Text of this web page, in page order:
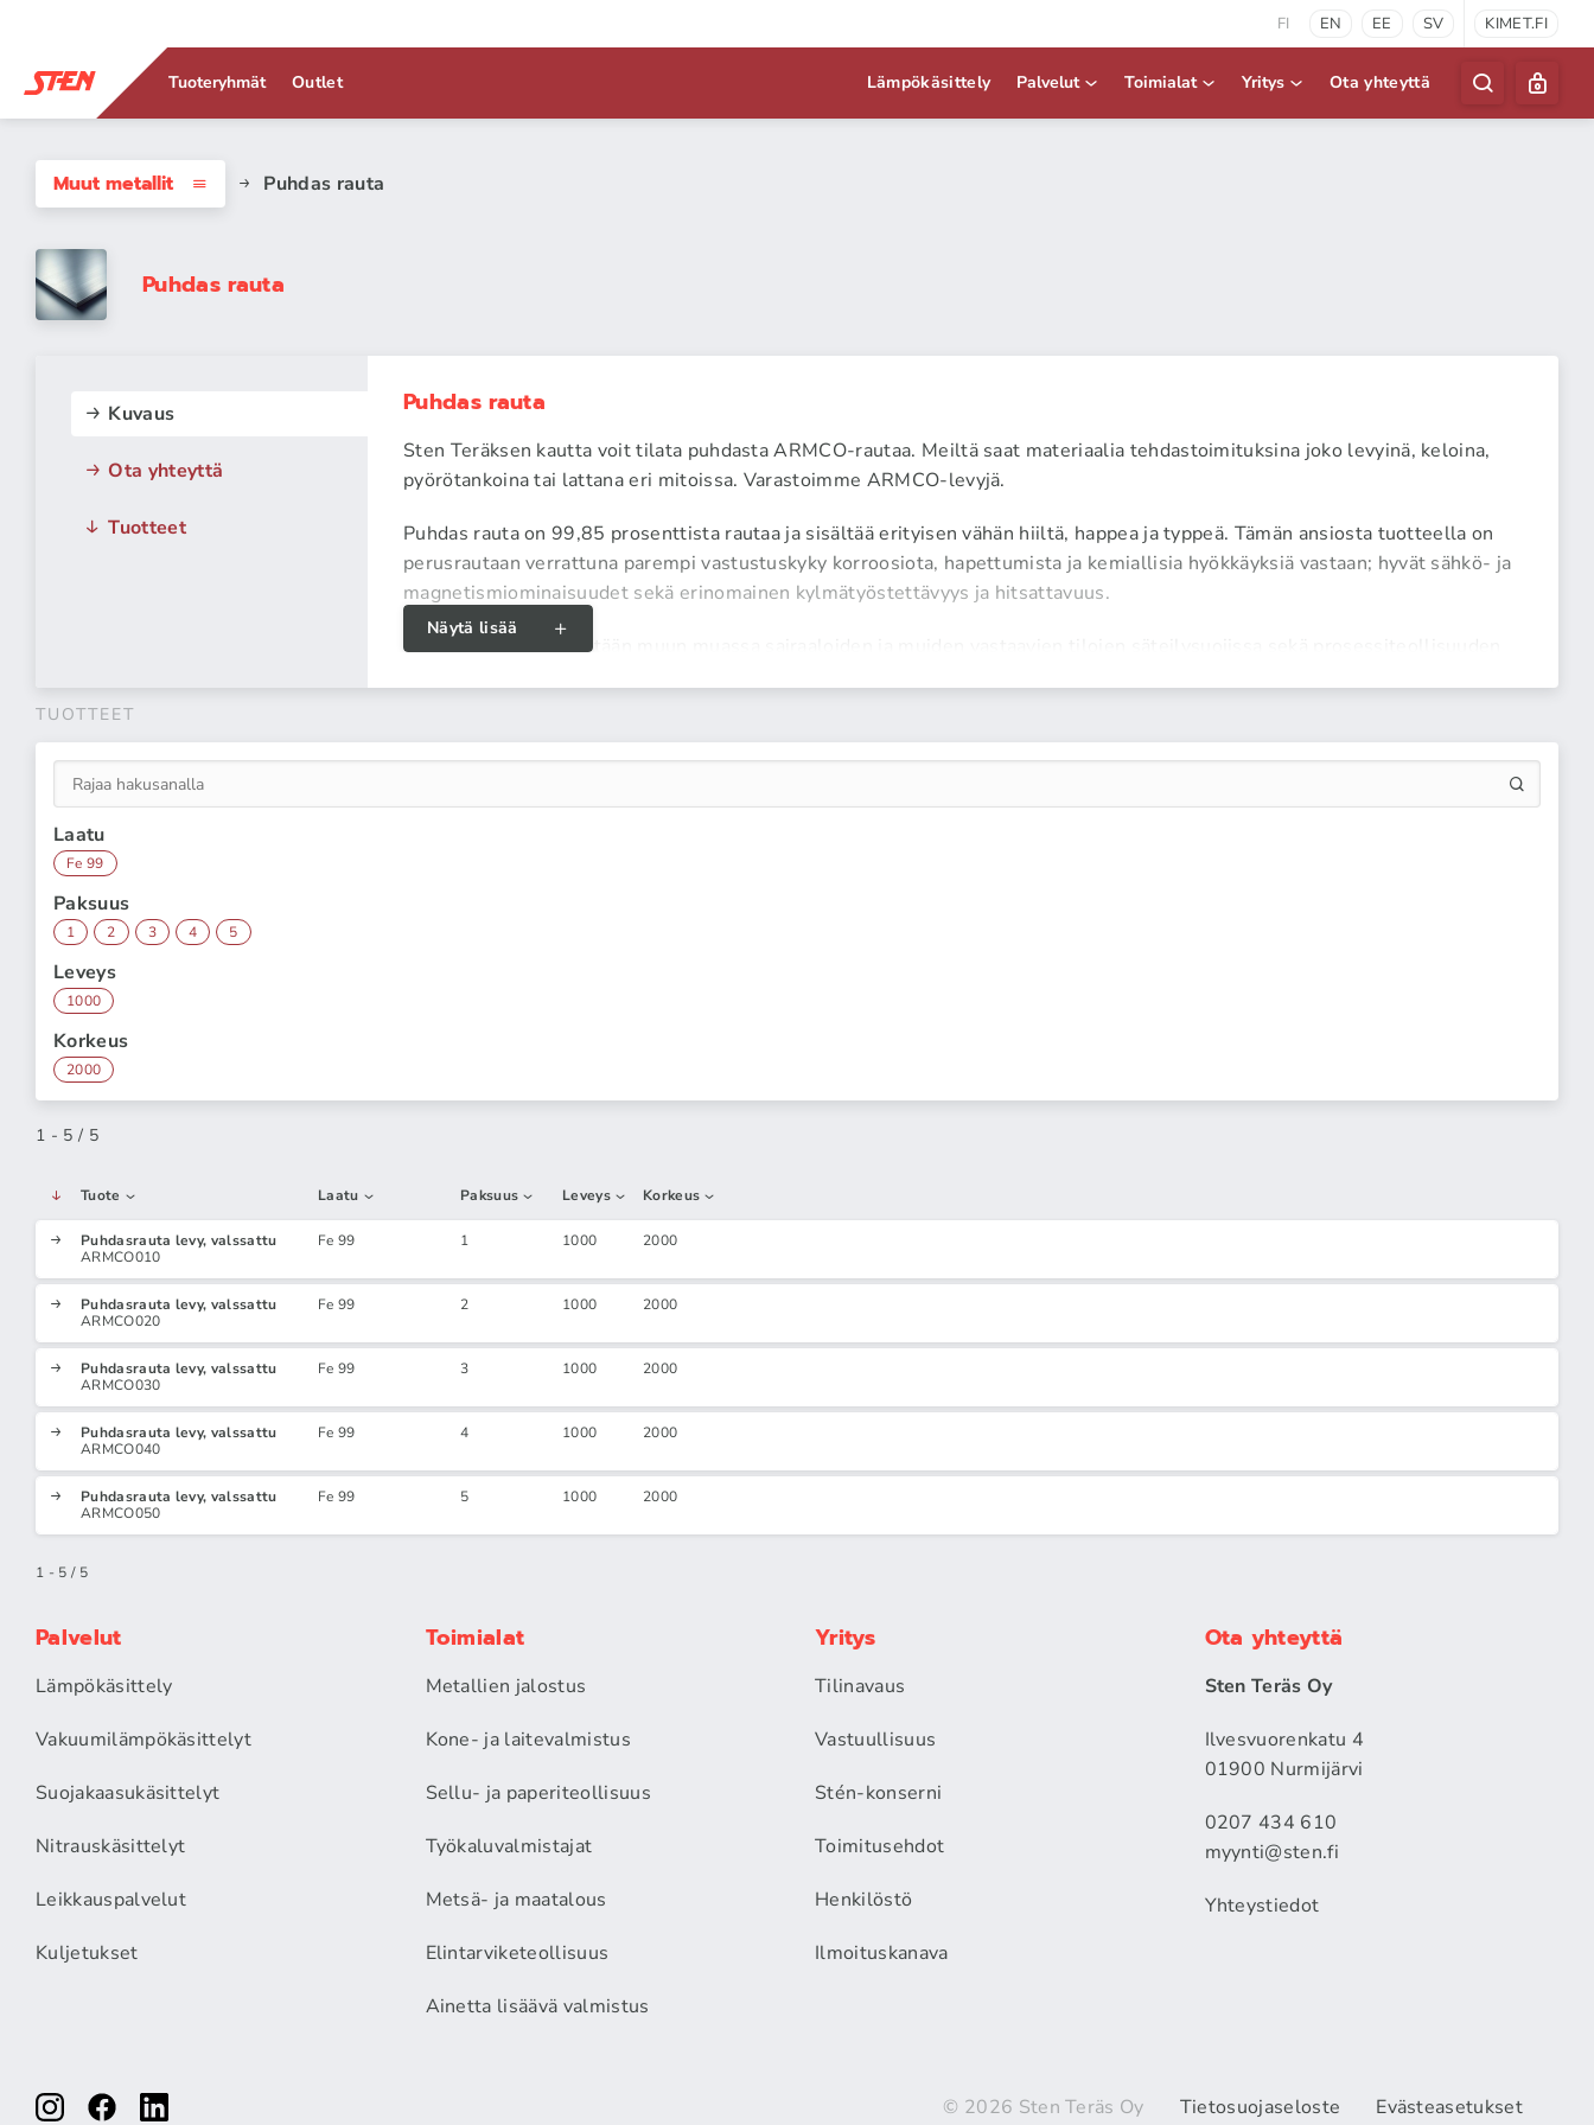
FI EN EE SV KIMET.FI
Tuoteryhmät Outlet Lämpökäsittely Palvelut Toimialat Yritys Ota yhteyttä
Muut metallit Puhdas rauta
Puhdas rauta
Kuvaus
Ota yhteyttä
Tuotteet
Puhdas rauta
Sten Teräksen kautta voit tilata puhdasta ARMCO-rautaa. Meiltä saat materiaalia tehdastoimituksina joko levyinä, keloina,
pyörötankoina tai lattana eri mitoissa. Varastoimme ARMCO-levyjä.
Puhdas rauta on 99,85 prosenttista rautaa ja sisältää erityisen vähän hiiltä, happea ja typpeä. Tämän ansiosta tuotteella on
perusrautaan verrattuna parempi vastustuskyky korroosiota, hapettumista ja kemiallisia hyökkäyksiä vastaan; hyvät sähkö- ja
magnetismiominaisuudet sekä erinomainen kylmätyöstettävyys ja hitsattavuus.
ARMCO-rautaa käytetään muun muassa sairaaloiden ja muiden vastaavien tilojen säteilysuojissa sekä prosessiteollisuuden
Näytä lisää
TUOTTEET
Laatu
Fe 99
Paksuus
1 2 3 4 5
Leveys
1000
Korkeus
2000
1 - 5 / 5
Tuote Laatu Paksuus Leveys Korkeus
Puhdasrauta levy, valssattu
ARMCO010
Fe 99 1 1000 2000
Puhdasrauta levy, valssattu
ARMCO020
Fe 99 2 1000 2000
Puhdasrauta levy, valssattu
ARMCO030
Fe 99 3 1000 2000
Puhdasrauta levy, valssattu
ARMCO040
Fe 99 4 1000 2000
Puhdasrauta levy, valssattu
ARMCO050
Fe 99 5 1000 2000
1 - 5 / 5
Palvelut
Lämpökäsittely
Vakuumilämpökäsittelyt
Suojakaasukäsittelyt
Nitrauskäsittelyt
Leikkauspalvelut
Kuljetukset
Toimialat
Metallien jalostus
Kone- ja laitevalmistus
Sellu- ja paperiteollisuus
Työkaluvalmistajat
Metsä- ja maatalous
Elintarviketeollisuus
Ainetta lisäävä valmistus
Yritys
Tilinavaus
Vastuullisuus
Stén-konserni
Toimitusehdot
Henkilöstö
Ilmoituskanava
Ota yhteyttä
Sten Teräs Oy
Ilvesvuorenkatu 4
01900 Nurmijärvi
0207 434 610
myynti@sten.fi
Yhteystiedot
© 2026 Sten Teräs Oy Tietosuojaseloste Evästeasetukset